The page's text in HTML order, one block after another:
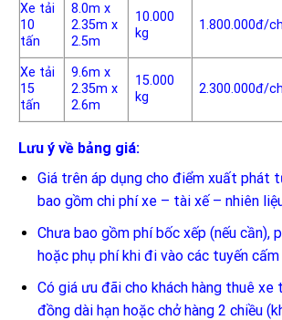
Xe tải
10
tấn
8.0m x
2.35m x
2.5m
10.000
kg
1.800.000đ/
Xe tải
15
tấn
9.6m x
2.35m x
2.6m
15.000
kg
2.300.000đ/
Lưu ý về bảng giá:
Giá trên áp dụng cho điểm xuất phát
bao gồm chi phí xe – tài xế – nhiên
Chưa bao gồm phí bốc xếp (nếu cần),
hoặc phụ phí khi đi vào các tuyến
Có giá ưu đãi cho khách hàng thuê xe
đồng dài hạn hoặc chở hàng 2 chiều